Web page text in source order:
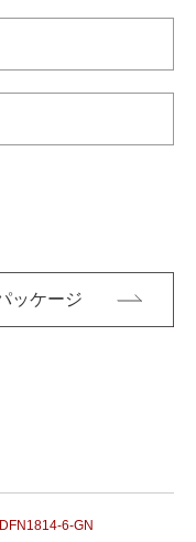
ッケージ
DFN1814-6-GN